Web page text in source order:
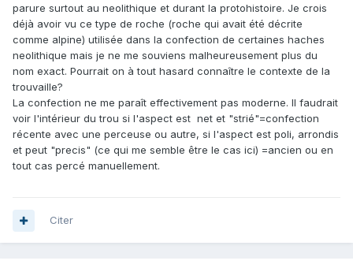
parure surtout au neolithique et durant la protohistoire. Je crois
déjà avoir vu ce type de roche (roche qui avait été décrite
comme alpine) utilisée dans la confection de certaines haches
neolithique mais je ne me souviens malheureusement plus du
nom exact. Pourrait on à tout hasard connaître le contexte de la
trouvaille?
La confection ne me paraît effectivement pas moderne. Il faudrait
voir l'intérieur du trou si l'aspect est net et "strié"=confection
récente avec une perceuse ou autre, si l'aspect est poli, arrondis
et peut "precis" (ce qui me semble être le cas ici) =ancien ou en
tout cas percé manuellement.
Citer